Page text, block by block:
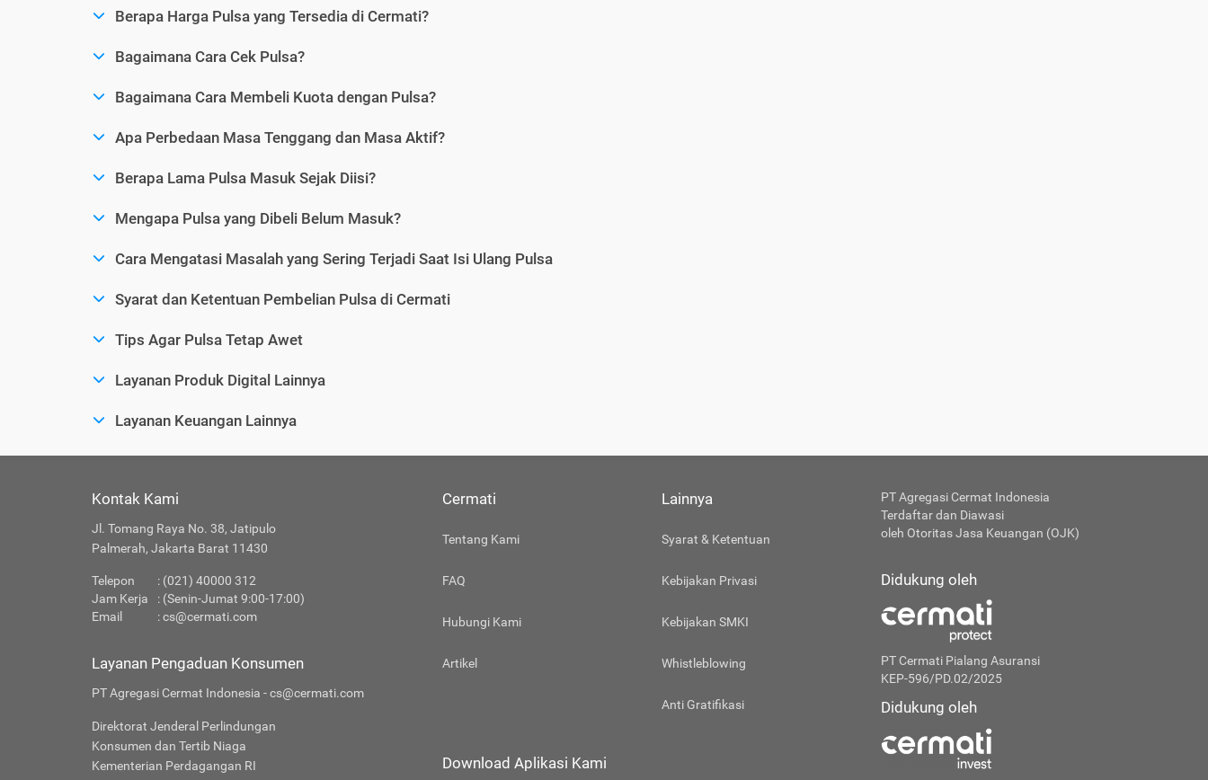
Berapa Harga Pulsa yang Tersedia di Cermati?
Bagaimana Cara Cek Pulsa?
Bagaimana Cara Membeli Kuota dengan Pulsa?
Apa Perbedaan Masa Tenggang dan Masa Aktif?
Berapa Lama Pulsa Masuk Sejak Diisi?
Mengapa Pulsa yang Dibeli Belum Masuk?
Cara Mengatasi Masalah yang Sering Terjadi Saat Isi Ulang Pulsa
Syarat dan Ketentuan Pembelian Pulsa di Cermati
Tips Agar Pulsa Tetap Awet
Layanan Produk Digital Lainnya
Layanan Keuangan Lainnya
Kontak Kami
Jl. Tomang Raya No. 38, Jatipulo
Palmerah, Jakarta Barat 11430
Telepon
: (021) 40000 312
Jam Kerja
: (Senin-Jumat 9:00-17:00)
Email
:cs@cermati.com
Layanan Pengaduan Konsumen
PT Agregasi Cermat Indonesia - cs@cermati.com
Direktorat Jenderal Perlindungan
Konsumen dan Tertib Niaga
Kementerian Perdagangan RI
Cermati
Tentang Kami
FAQ
Hubungi Kami
Artikel
Lainnya
Syarat & Ketentuan
Kebijakan Privasi
Kebijakan SMKI
Whistleblowing
Anti Gratifikasi
Download Aplikasi Kami
PT Agregasi Cermat Indonesia
Terdaftar dan Diawasi
oleh Otoritas Jasa Keuangan (OJK)
Didukung oleh
PT Cermati Pialang Asuransi
KEP-596/PD.02/2025
Didukung oleh